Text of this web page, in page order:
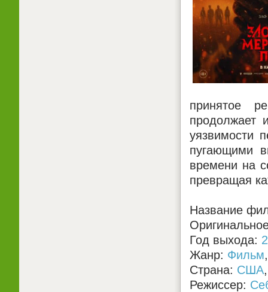
принятое
продолжает
уязвимости
пугающими
времени на
превращая
Название
Год выхода:
Жанр: Фильм
Страна: США
Режиссер: